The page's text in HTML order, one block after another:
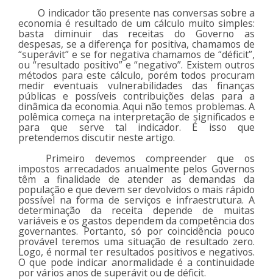
O indicador tão presente nas conversas sobre a
economia é resultado de um cálculo muito simples:
basta diminuir das receitas do Governo as
despesas, se a diferença for positiva, chamamos de
“superávit” e se for negativa chamamos de “déficit”,
ou “resultado positivo” e “negativo”. Existem outros
métodos para este cálculo, porém todos procuram
medir eventuais vulnerabilidades das finanças
públicas e possíveis contribuições delas para a
dinâmica da economia. Aqui não temos problemas. A
polêmica começa na interpretação de significados e
para que serve tal indicador. É isso que
pretendemos discutir neste artigo.
Primeiro devemos compreender que os
impostos arrecadados anualmente pelos Governos
têm a finalidade de atender as demandas da
população e que devem ser devolvidos o mais rápido
possível na forma de serviços e infraestrutura. A
determinação da receita depende de muitas
variáveis e os gastos dependem da competência dos
governantes. Portanto, só por coincidência pouco
provável teremos uma situação de resultado zero.
Logo, é normal ter resultados positivos e negativos.
O que pode indicar anormalidade é a continuidade
por vários anos de superávit ou de déficit.